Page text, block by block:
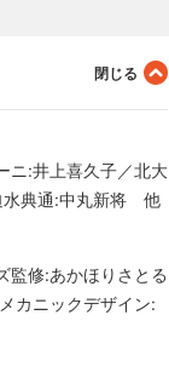
ニ:井上喜久子／北大
水典通:中丸新将 他
監修:あかほりさとる
カニックデザイン: